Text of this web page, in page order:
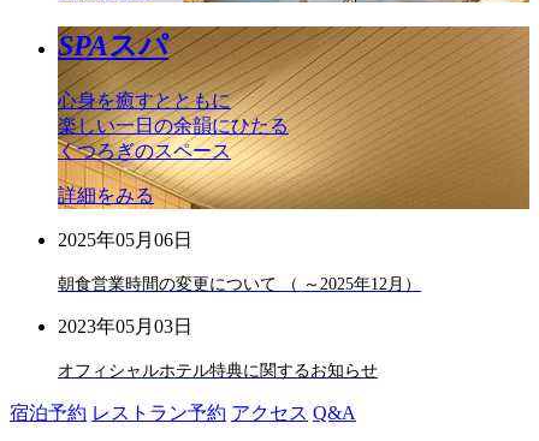
SPAスパ
心身を癒すとともに
楽しい一日の余韻にひたる
くつろぎのスペース
詳細をみる
2025年05月06日
朝食営業時間の変更について （ ～2025年12月）
2023年05月03日
オフィシャルホテル特典に関するお知らせ
宿泊予約 レストラン予約 アクセス Q&A